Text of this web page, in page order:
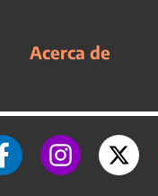
Acerca de